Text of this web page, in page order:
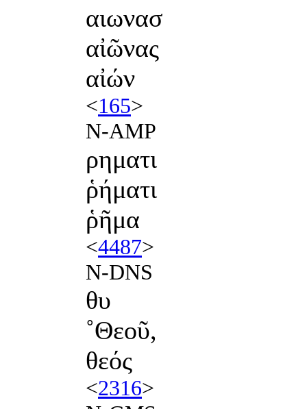
αιωνασ
αἰῶνας
αἰών
<165>
N-AMP
ρηματι
ῥήματι
ῥῆμα
<4487>
N-DNS
θυ
˚Θεοῦ,
θεός
<2316>